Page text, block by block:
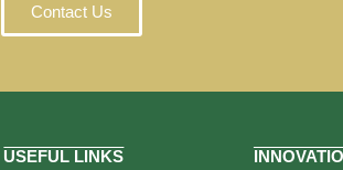
Contact Us
USEFUL LINKS